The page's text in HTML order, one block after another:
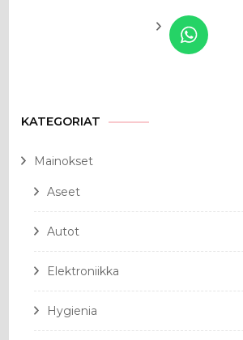
KATEGORIAT
Mainokset
Aseet
Autot
Elektroniikka
Hygienia